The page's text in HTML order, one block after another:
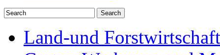
Land-und Forstwirtschaft